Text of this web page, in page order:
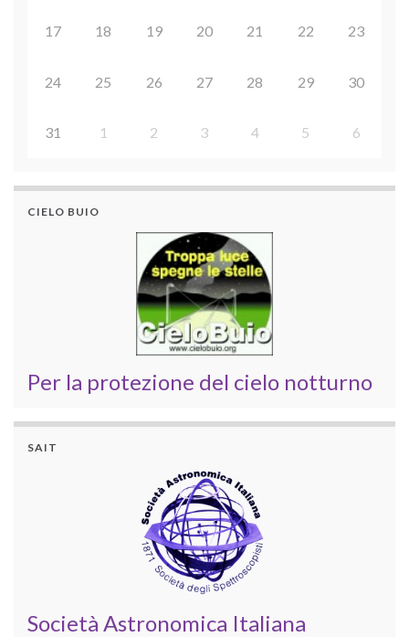
17 18 19 20 21 22 23
24 25 26 27 28 29 30
31 1 2 3 4 5 6
CIELO BUIO
Per la protezione del cielo notturno
SAIT
Società Astronomica Italiana